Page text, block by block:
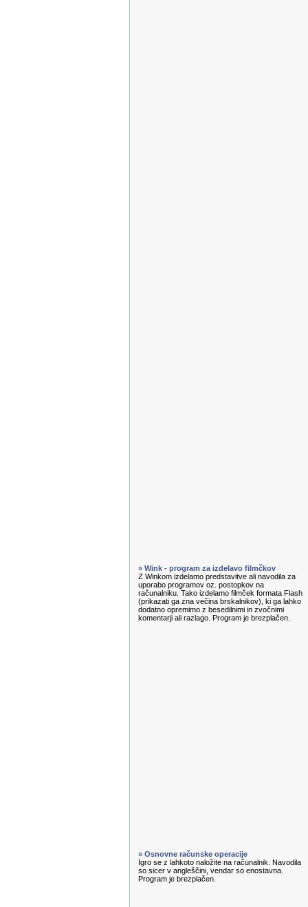
» Wink - program za izdelavo filmčkov
Z Winkom izdelamo predstavitve ali navodila za
uporabo programov oz. postopkov na
računalniku. Tako izdelamo filmček formata Flash
(prikazati ga zna večina brskalnikov), ki ga lahko
dodatno opremimo z besedilnimi in zvočnimi
komentarji ali razlago. Program je brezplačen.
» Osnovne računske operacije
Igro se z lahkoto naložite na računalnik. Navodila
so sicer v angleščini, vendar so enostavna.
Program je brezplačen.